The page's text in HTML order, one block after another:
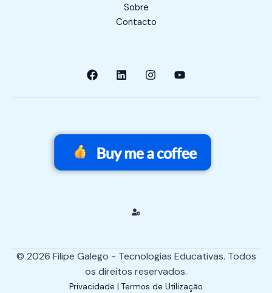
Sobre
Contacto
© 2026 Filipe Galego - Tecnologias Educativas. Todos
os direitos reservados.
Privacidade | Termos de Utilização